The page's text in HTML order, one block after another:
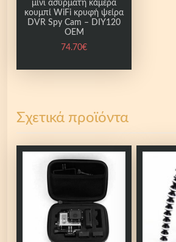
μίνι ασύρματη κάμερα
κουμπί WiFi κρυφή ψείρα
DVR Spy Cam – DIY120
OEM
74.70€
Σχετικά προϊόντα